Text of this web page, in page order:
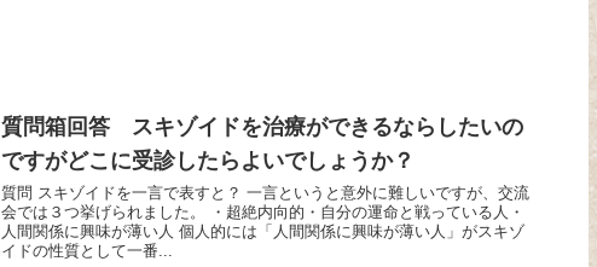
質問箱回答 スキゾイドを治療ができるならしたいの
ですがどこに受診したらよいでしょうか？
質問 スキゾイドを一言で表すと？ 一言というと意外に難しいですが、交流
会では３つ挙げられました。 ・超絶内向的・自分の運命と戦っている人・
人間関係に興味が薄い人 個人的には「人間関係に興味が薄い人」がスキゾ
イドの性質として一番...